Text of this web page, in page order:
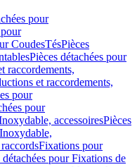
pour
CoudesTésPièces
Pièces détachées pour
raccordements,
et raccordements,
pour
pour
accessoiresPièces
Fixations pour
détachées pour Fixations de